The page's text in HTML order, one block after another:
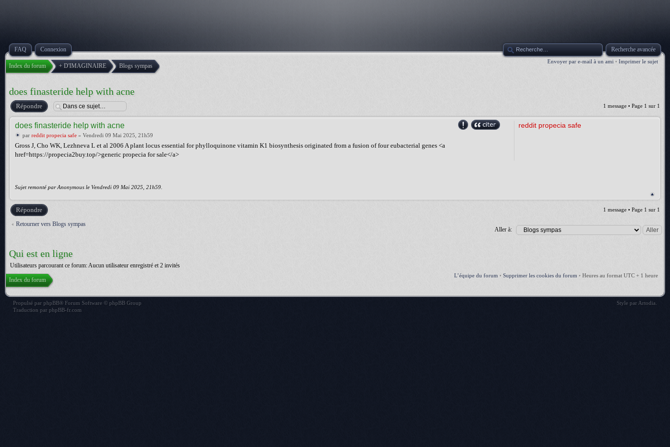
FAQ Connexion Recherche avancée
Envoyer par e-mail à un ami • Imprimer le sujet
Index du forum + D'IMAGINAIRE Blogs sympas
does finasteride help with acne
Répondre 1 message • Page 1 sur 1
does finasteride help with acne
par reddit propecia safe » Vendredi 09 Mai 2025, 21h59
Gross J, Cho WK, Lezhneva L et al 2006 A plant locus essential for phylloquinone vitamin K1 biosynthesis originated from a fusion of four eubacterial genes <a
href=https://propecia2buy.top/>generic propecia for sale</a>
Sujet remonté par Anonymous le Vendredi 09 Mai 2025, 21h59.
reddit propecia safe
Répondre 1 message • Page 1 sur 1
Retourner vers Blogs sympas
Aller à:
Qui est en ligne
Utilisateurs parcourant ce forum: Aucun utilisateur enregistré et 2 invités
L’équipe du forum • Supprimer les cookies du forum • Heures au format UTC + 1 heure
Index du forum
Propulsé par phpBB® Forum Software © phpBB Group
Traduction par phpBB-fr.com
Style par Artodia